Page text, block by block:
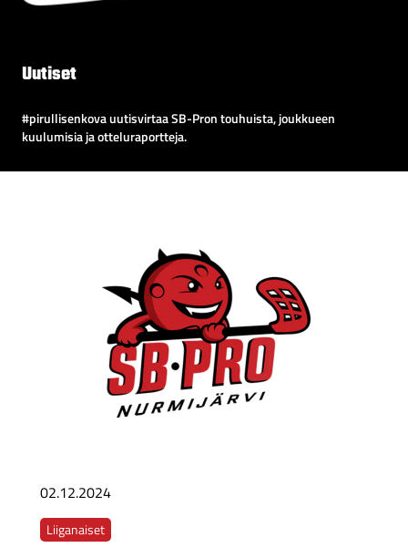
Uutiset
#pirullisenkova uutisvirtaa SB-Pron touhuista, joukkueen
kuulumisia ja otteluraportteja.
02.12.2024
Liiganaiset